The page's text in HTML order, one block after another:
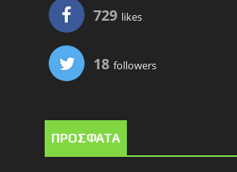
729 likes
18 followers
ΠΡΟΣΦΑΤΑ